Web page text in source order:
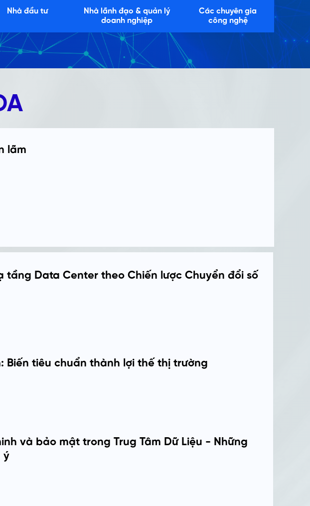
Nhà đầu tư
Nhà lãnh đạo & quản lý
doanh nghiệp
Các chuyên gia
công nghệ
lãm
Data Center theo Chiến lược Chuyển đổi số
Biến tiêu chuẩn thành lợi thế thị trường
và bảo mật trong Trug Tâm Dữ Liệu - Những
ý